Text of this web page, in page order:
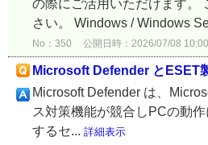
の際にご活用いただけます。
さい。 Windows / Windows
No：350 公開日時：2026/07/08 10:00
Microsoft Defender とESET
Microsoft Defender は、
ス対策機能が競合しPCの動
するセ... 詳細表示